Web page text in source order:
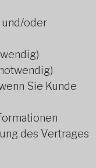
und/oder
Sie Kunde
des Vertrages